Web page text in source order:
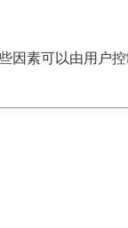
因素可以由用户